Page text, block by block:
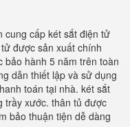
cung cấp két sắt điện tử
được sản xuất chính
hành 5 năm trên toàn
dẫn thiết lập và sử dụng
toán tại nhà. két sắt
trầy xước. thân tủ được
bảo thuận tiện dễ dàng